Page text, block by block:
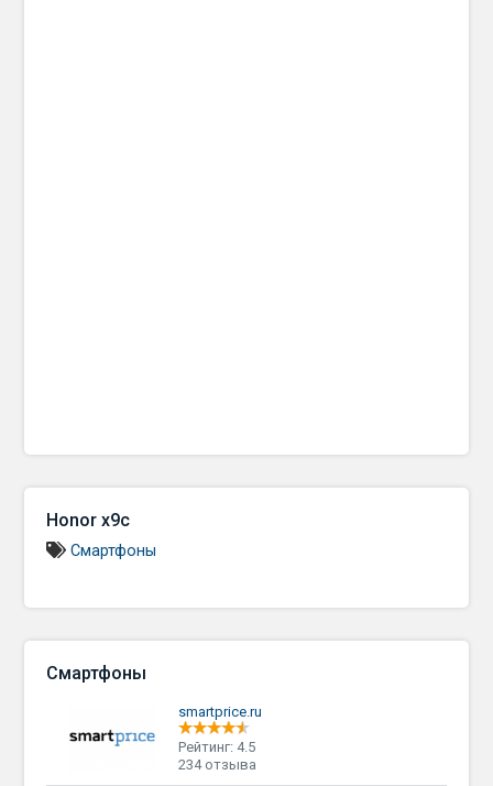
Honor x9c
Смартфоны
Смартфоны
smartprice.ru
Рейтинг: 4.5
234 отзыва